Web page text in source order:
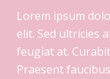
Lorem ipsum
elit. Sed ultricies
feugiat at.
Praesent